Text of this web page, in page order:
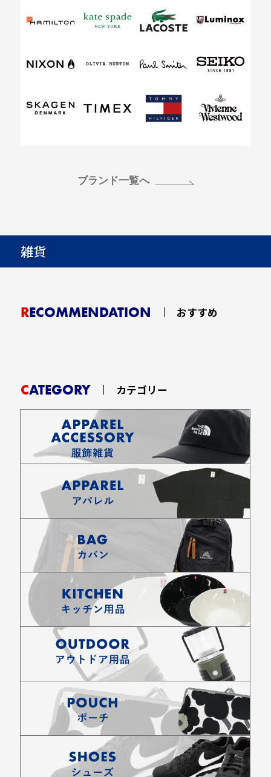
ブランド一覧へ
雑貨
RECOMMENDATION おすすめ
CATEGORY カテゴリー